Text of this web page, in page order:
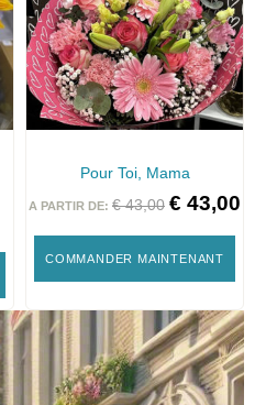
Pour Toi, Mama
A PARTIR DE: €43,00 € 43,00
COMMANDER MAINTENANT